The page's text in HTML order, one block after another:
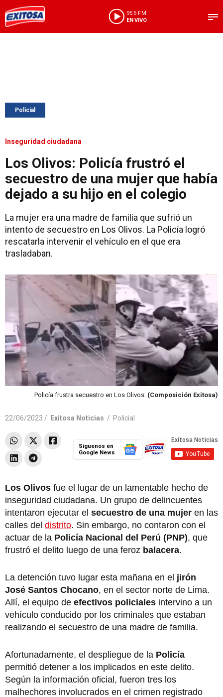
95.5 FM
EN VIVO
Policial
Inseguridad ciudadana
Los Olivos: Policía frustró el
secuestro de una mujer que había
dejado a su hijo en el colegio
La mujer era una madre de familia que sufrió un
intento de secuestro en Los Olivos. La Policía logró
rescatarla intervenir el vehículo en el que era
trasladaban.
Policía frustra secuestro en Los Olivos. (Composición Exitosa)
22/06/2023 / Exitosa Noticias / Policial
Síguenos en
Google News
Los Olivos fue el lugar de un lamentable hecho de
inseguridad ciudadana. Un grupo de delincuentes
intentaron ejecutar el secuestro de una mujer en las
calles del distrito. Sin embargo, no contaron con el
actuar de la Policía Nacional del Perú (PNP), que
frustró el delito luego de una feroz balacera.
La detención tuvo lugar esta mañana en el jirón
José Santos Chocano, en el sector norte de Lima.
Allí, el equipo de efectivos policiales intervino a un
vehículo conducido por los criminales que estaban
realizando el secuestro de una madre de familia.
Afortunadamente, el despliegue de la Policía
permitió detener a los implicados en este delito.
Según la información oficial, fueron tres los
malhechores involucrados en el crimen registrado